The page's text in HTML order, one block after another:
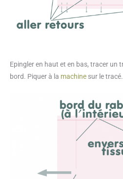
Epingler en haut et en bas, tracer un
bord. Piquer à la machine sur le tracé.